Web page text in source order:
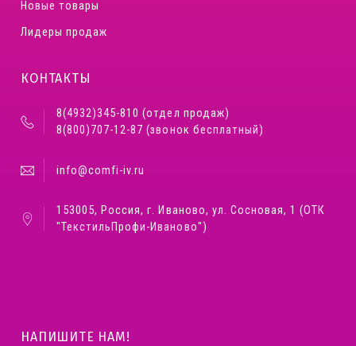
Новые товары
Лидеры продаж
КОНТАКТЫ
8(4932)345-810 (отдел продаж)
8(800)707-12-87 (звонок бесплатный)
info@comfi-iv.ru
153005, Россия, г. Иваново, ул. Сосновая, 1 (ОТК
"ТекстильПрофи-Иваново")
НАПИШИТЕ НАМ!